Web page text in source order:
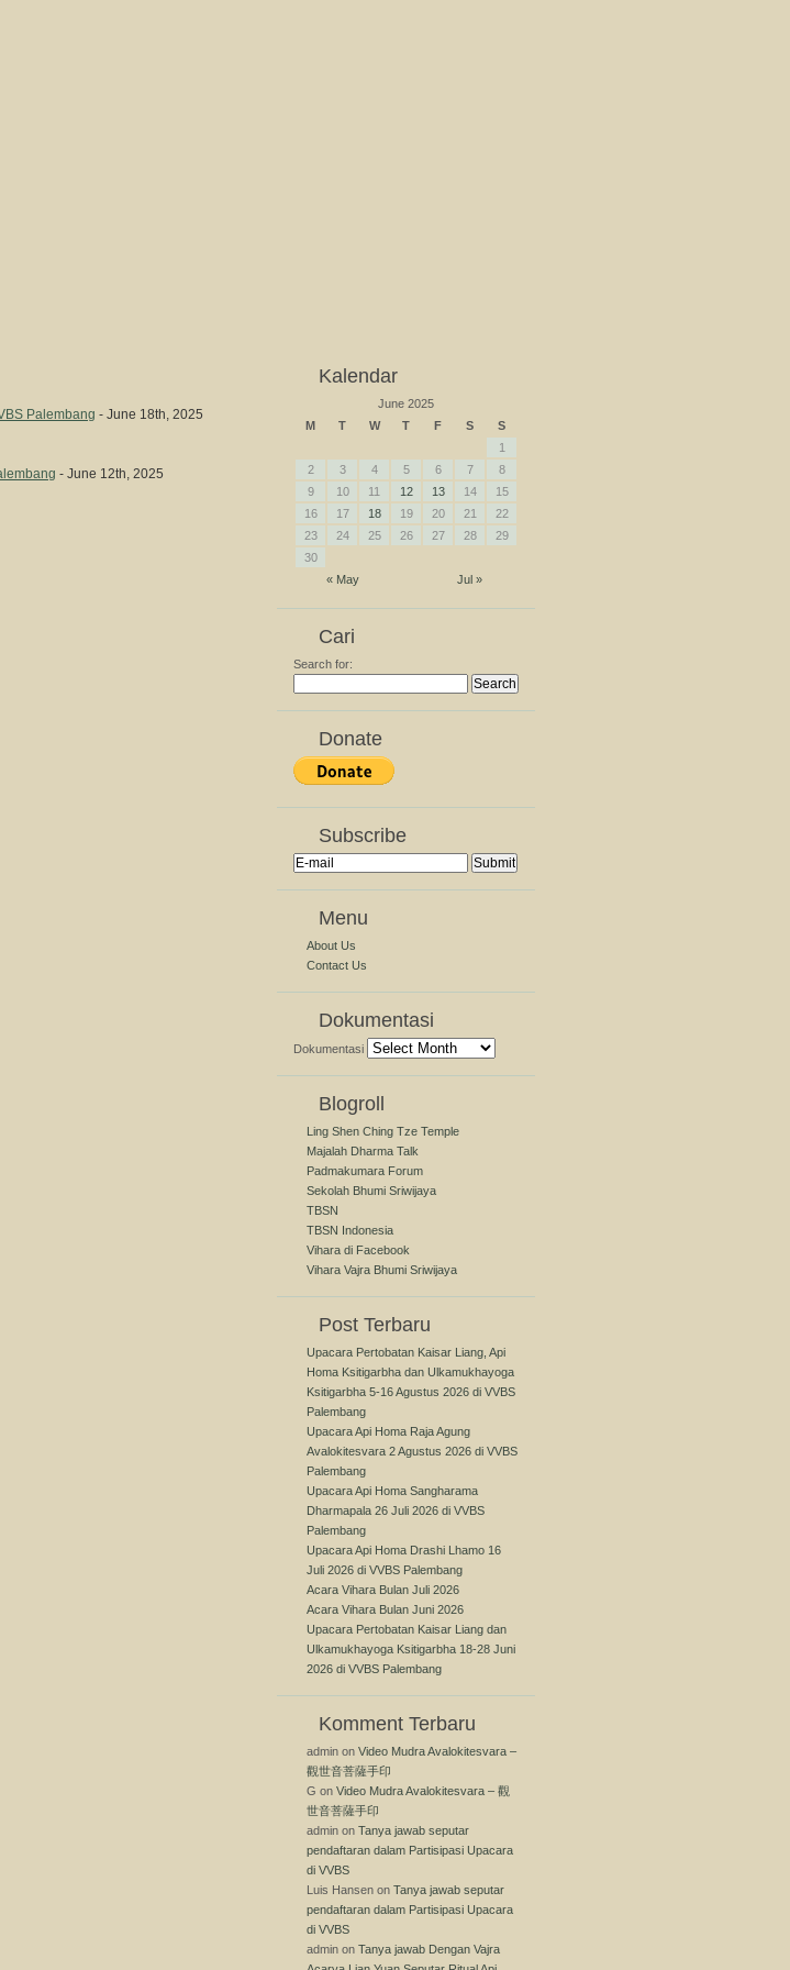
Palembang - June 18th, 2025
- June 12th, 2025
Kalendar
June 2025
M
T W T F S S
« May Jul »
1
2
3 4 5 6 7
8
9
10 11 12 13 14
15
16
17 18 19 20 21
22
23
24 25 26 27 28
29
30
Cari
Search for:
Donate
Subscribe
Menu
About Us
Contact Us
Dokumentasi
Dokumentasi
Blogroll
Ling Shen Ching Tze Temple
Majalah Dharma Talk
Padmakumara Forum
Sekolah Bhumi Sriwijaya
TBSN
TBSN Indonesia
Vihara di Facebook
Vihara Vajra Bhumi Sriwijaya
Post Terbaru
Upacara Pertobatan Kaisar Liang, Api
Homa Ksitigarbha dan Ulkamukhayoga
Ksitigarbha 5-16 Agustus 2026 di VVBS
Palembang
Upacara Api Homa Raja Agung
Avalokitesvara 2 Agustus 2026 di VVBS
Palembang
Upacara Api Homa Sangharama
Dharmapala 26 Juli 2026 di VVBS
Palembang
Upacara Api Homa Drashi Lhamo 16
Juli 2026 di VVBS Palembang
Acara Vihara Bulan Juli 2026
Acara Vihara Bulan Juni 2026
Upacara Pertobatan Kaisar Liang dan
Ulkamukhayoga Ksitigarbha 18-28 Juni
2026 di VVBS Palembang
Komment Terbaru
admin on Video Mudra Avalokitesvara –
觀世音菩薩手印
G on Video Mudra Avalokitesvara – 觀
世音菩薩手印
admin on Tanya jawab seputar
pendaftaran dalam Partisipasi Upacara
di VVBS
Luis Hansen on Tanya jawab seputar
pendaftaran dalam Partisipasi Upacara
di VVBS
admin on Tanya jawab Dengan Vajra